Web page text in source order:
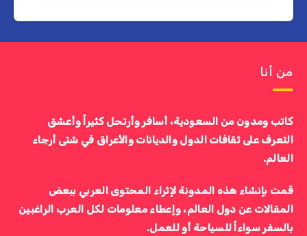
من أنا
كاتب ومدون من السعودية، أسافر وأرتحل كثيراً وأعشق
التعرف على ثقافات الدول والديانات والأعراق في شتى أرجاء
العالم.
قمت بإنشاء هذه المدونة لإثراء المحتوى العربي ببعض
المقالات عن دول العالم، وإعطاء معلومات لكل العرب الراغبين
بالسفر سواءاً للسياحة أو للعمل.